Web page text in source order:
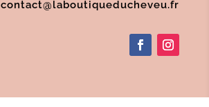
contact@laboutiqueducheveu.fr